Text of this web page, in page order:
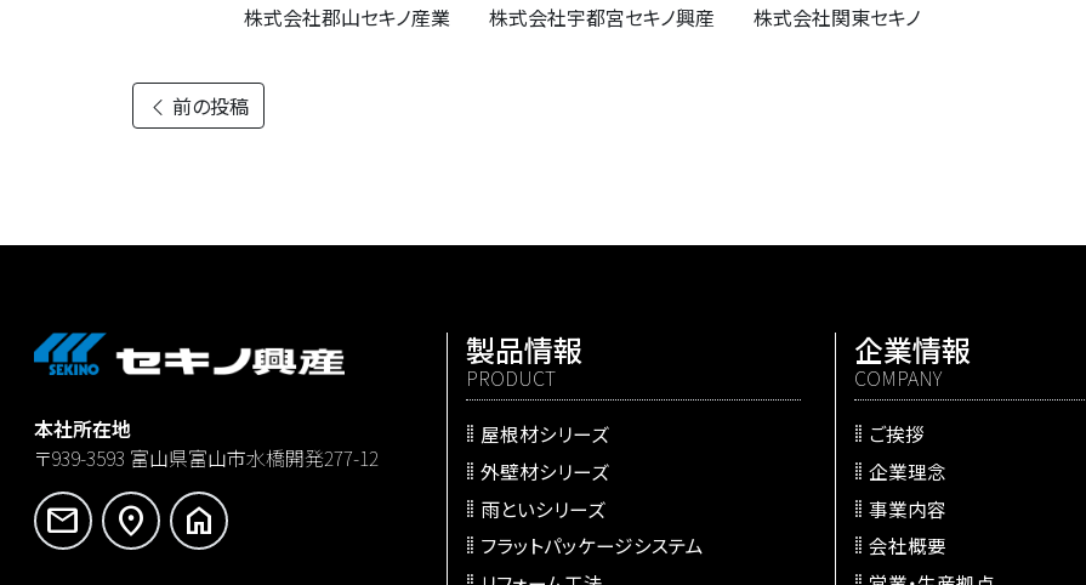
株式会社郡山セキノ産業 株式会社宇都宮セキノ興産 株式会社関東セキノ
前の投稿
本社所在地
〒939-3593 富山県富山市水橋開発277-12
mail location_on home
製品情報
PRODUCT
屋根材シリーズ
外壁材シリーズ
雨といシリーズ
フラットパッケージシステム
企業情報
COMPANY
ご挨拶
企業理念
事業内容
会社概要